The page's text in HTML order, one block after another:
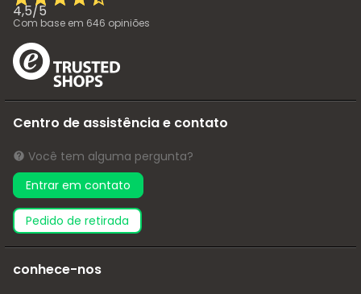
4,5/5
Com base em 646 opiniões
Centro de assistência e contato
Você tem alguma pergunta?
Entrar em contato
pedido de retirada
conhece-nos